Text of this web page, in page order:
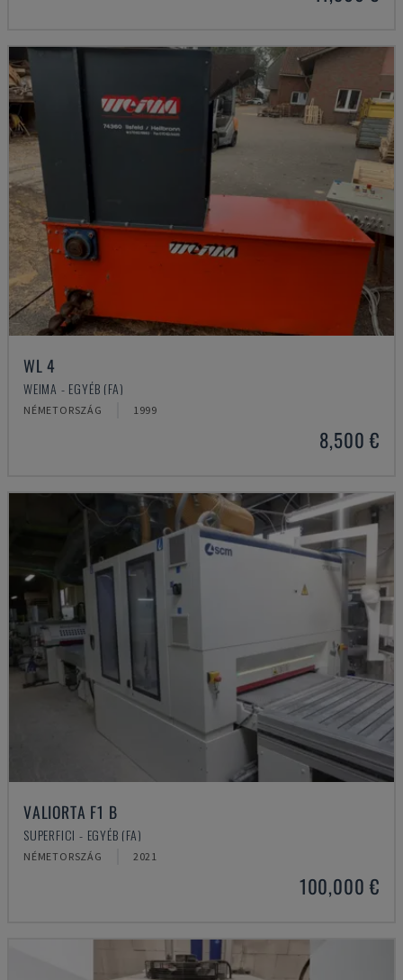
WL 4
WEIMA - EGYÉB (FA)
NÉMETORSZÁG 1999
8,500 €
VALIORTA F1 B
SUPERFICI - EGYÉB (FA)
NÉMETORSZÁG 2021
100,000 €